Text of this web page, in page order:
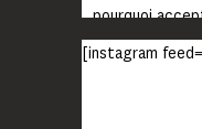
pourquoi
monde ?
[instagram